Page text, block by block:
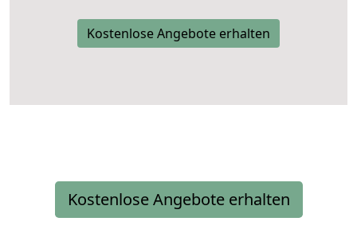
Kostenlose Angebote erhalten
Kostenlose Angebote erhalten